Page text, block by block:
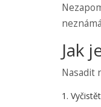
Jak
Nasadit